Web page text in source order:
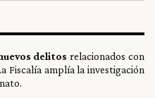
delitos relacionados con
Fiscalía amplía la investigación